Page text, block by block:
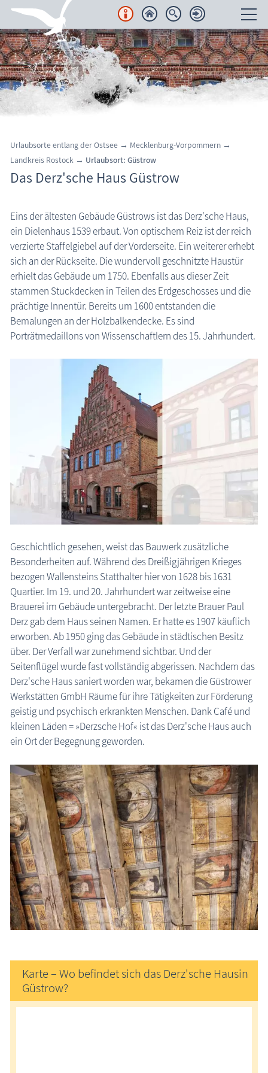
Unterkünfte
Regionales
Urlaubsorte
Karten
Veranstaltungen
Blog
Güstrow: Das Derz'sche Haus
Urlaubsorte entlang der Ostsee → Mecklenburg-Vorpommern →
Landkreis Rostock → Urlaubsort: Güstrow
Das Derz'sche Haus Güstrow
Eins der ältesten Gebäude Güstrows ist das Derz'sche Haus,
ein Dielenhaus 1539 erbaut. Von optischem Reiz ist der reich
verzierte Staffelgiebel auf der Vorderseite. Ein weiterer erhebt
sich an der Rückseite. Die wundervoll geschnitzte Haustür
erhielt das Gebäude um 1750. Ebenfalls aus dieser Zeit
stammen Stuckdecken in Teilen des Erdgeschosses und die
prächtige Innentür. Bereits um 1600 entstanden die
Bemalungen an der Holzbalkendecke. Es sind
Porträtmedaillons von Wissenschaftlern des 15. Jahrhundert.
Geschichtlich gesehen, weist das Bauwerk zusätzliche
Besonderheiten auf. Während des Dreißigjährigen Krieges
bezogen Wallensteins Statthalter hier von 1628 bis 1631
Quartier. Im 19. und 20. Jahrhundert war zeitweise eine
Brauerei im Gebäude untergebracht. Der letzte Brauer Paul
Derz gab dem Haus seinen Namen. Er hatte es 1907 käuflich
erworben. Ab 1950 ging das Gebäude in städtischen Besitz
über. Der Verfall war zunehmend sichtbar. Und der
Seitenflügel wurde fast vollständig abgerissen. Nachdem das
Derz'sche Haus saniert worden war, bekamen die Güstrower
Werkstätten GmbH Räume für ihre Tätigkeiten zur Förderung
geistig und psychisch erkrankten Menschen. Dank Café und
kleinen Läden = »Derzsche Hof« ist das Derz'sche Haus auch
ein Ort der Begegnung geworden.
Karte – Wo befindet sich das Derz'sche Hausin
Güstrow?